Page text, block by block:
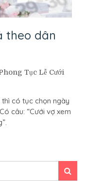
theo dân
Tục Lễ Cưới
có tục chọn ngày
câu: “Cưới vợ xem
Tìm
kiếm